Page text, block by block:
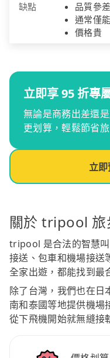
缺點
品質參
通常僅
價格貴
立即享 95 折專
無論是商務出差還
更划算，輕鬆節省旅
立即
關於 tripool 旅
tripool 是合法的智慧
接送、包車和機場接送
全家出遊，都能找到最
除了台灣，我們也在日
南和泰國等地提供機場
從下飛機開始就無縫接